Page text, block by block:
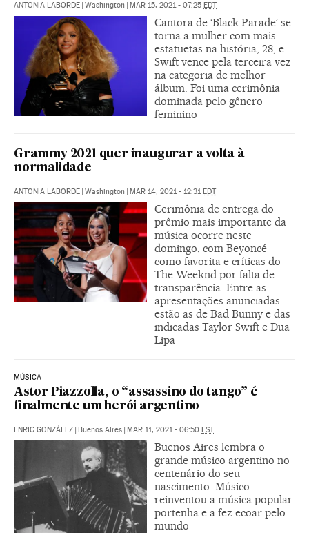
ANTONIA LABORDE | Washington | MAR 15, 2021 - 07:25 EDT
Cantora de ‘Black Parade’ se
torna a mulher com mais
estatuetas na história, 28, e
Swift vence pela terceira vez
na categoria de melhor
álbum. Foi uma cerimônia
dominada pelo gênero
feminino
Grammy 2021 quer inaugurar a volta à
normalidade
ANTONIA LABORDE | Washington | MAR 14, 2021 - 12:31EDT
Cerimônia de entrega do
prêmio mais importante da
música ocorre neste
domingo, com Beyoncé
como favorita e críticas do
The Weeknd por falta de
transparência. Entre as
apresentações anunciadas
estão as de Bad Bunny e das
indicadas Taylor Swift e Dua
Lipa
MÚSICA
Astor Piazzolla, o “assassino do tango” é
finalmente um herói argentino
ENRIC GONZÁLEZ | Buenos Aires | MAR 11, 2021 - 06:50 EST
Buenos Aires lembra o
grande músico argentino no
centenário do seu
nascimento. Músico
reinventou a música popular
portenha e a fez ecoar pelo
mundo